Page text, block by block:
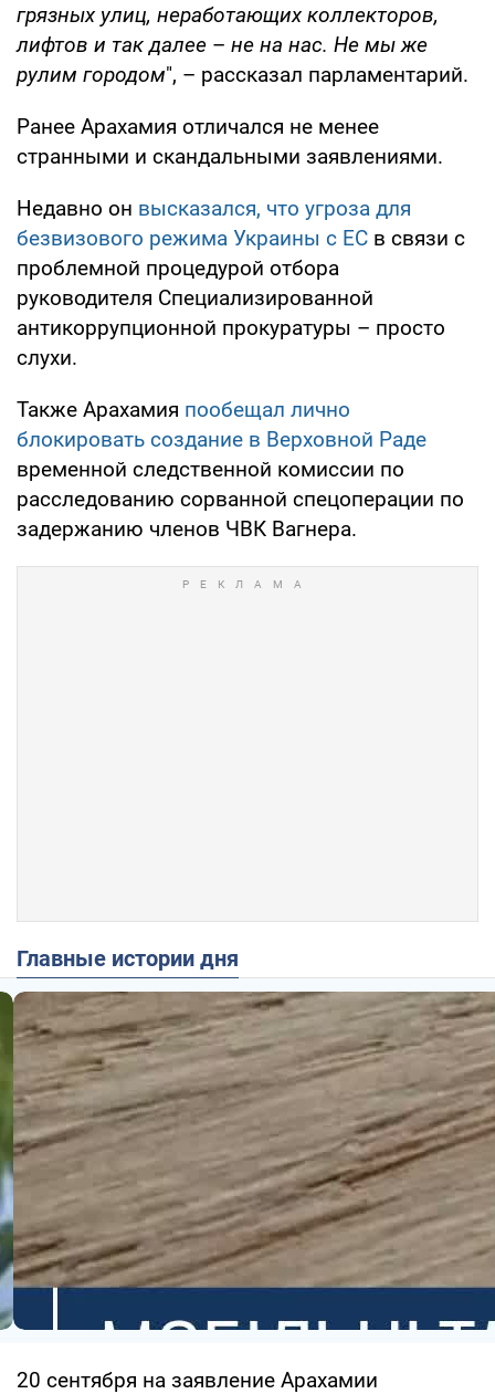
грязных улиц, неработающих коллекторов,
лифтов и так далее – не на нас. Не мы же
рулим городом", – рассказал парламентарий.
Ранее Арахамия отличался не менее
странными и скандальными заявлениями.
Недавно он высказался, что угроза для
безвизового режима Украины с ЕС в связи с
проблемной процедурой отбора
руководителя Специализированной
антикоррупционной прокуратуры – просто
слухи.
Также Арахамия пообещал лично
блокировать создание в Верховной Раде
временной следственной комиссии по
расследованию сорванной спецоперации по
задержанию членов ЧВК Вагнера.
Главные истории дня
20 сентября на заявление Арахамии